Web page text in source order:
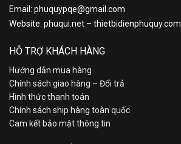
Email: phuquypqe@gmail.com
Website: phuqui.net – thietbidienphuquy.com
HỖ TRỢ KHÁCH HÀNG
Hướng dẫn mua hàng
Chính sách giao hàng – Đổi trả
Hình thức thanh toán
Chính sách ship hàng toàn quốc
Cam kết bảo mật thông tin